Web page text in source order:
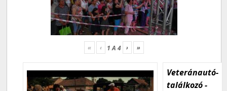
« ‹ 1A 4 › »
Veteránautó-
találkozó -